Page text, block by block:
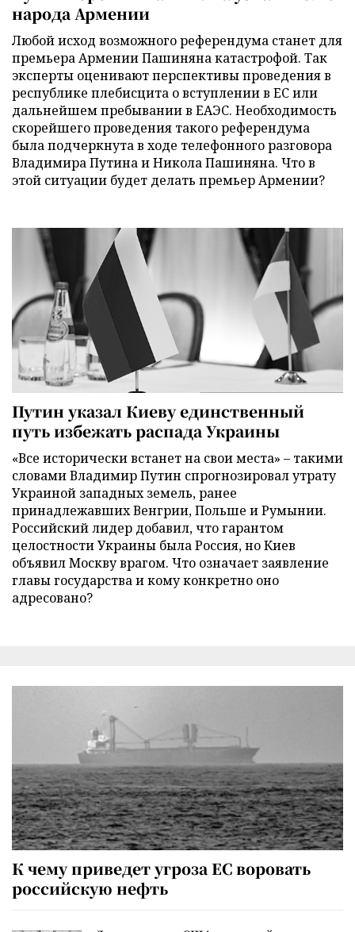
народа Армении
Любой исход возможного референдума станет для
премьера Армении Пашиняна катастрофой. Так
эксперты оценивают перспективы проведения в
республике плебисцита о вступлении в ЕС или
дальнейшем пребывании в ЕАЭС. Необходимость
скорейшего проведения такого референдума
была подчеркнута в ходе телефонного разговора
Владимира Путина и Никола Пашиняна. Что в
этой ситуации будет делать премьер Армении?
Путин указал Киеву единственный
путь избежать распада Украины
«Все исторически встанет на свои места» – такими
словами Владимир Путин спрогнозировал утрату
Украиной западных земель, ранее
принадлежавших Венгрии, Польше и Румынии.
Российский лидер добавил, что гарантом
целостности Украины была Россия, но Киев
объявил Москву врагом. Что означает заявление
главы государства и кому конкретно оно
адресовано?
К чему приведет угроза ЕС воровать
российскую нефть